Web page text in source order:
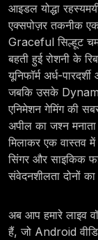
आइडल योद्धा
एक्सपोज़र तकनीक एक
Graceful सिल्हूट
बहती हुई रोशनी के
यूनिफॉर्म अर्ध-
जबकि उसके
एनिमेशन गेमिंग की
अपील का जश्न
मिलाकर एक वास्तव
सिंगर और साइकिक
संवेदनशीलता दोनों
अब आप हमारे लाइव
हैं, जो Android